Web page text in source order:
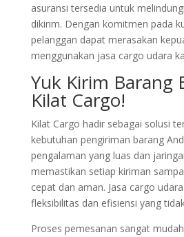
asuransi tersedia untuk
dikirim. Dengan komitmen pada
pelanggan dapat merasakan
menggunakan jasa cargo udara
Yuk Kirim Barang
Kilat Cargo!
Kilat Cargo hadir sebagai solusi
kebutuhan pengiriman barang
pengalaman yang luas dan
memastikan setiap kiriman
cepat dan aman. Jasa cargo
fleksibilitas dan efisiensi yang
Proses pemesanan sangat